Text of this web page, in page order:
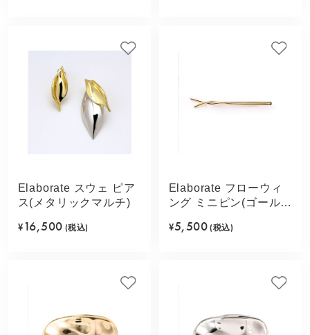
Elaborate スウェ ピア
ス(メタリックマルチ)
¥ 16,500 (税込)
Elaborate フローウィ
ング ミニピン(ゴールド
¥5,500 (税込)